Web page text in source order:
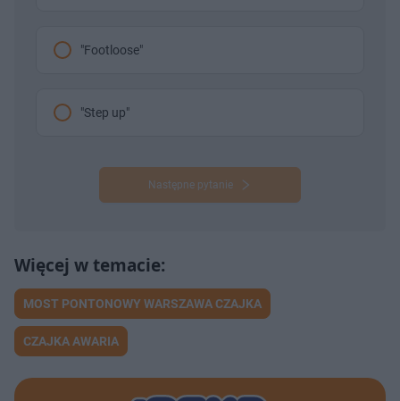
"Footloose"
"Step up"
Następne pytanie
MOST PONTONOWY WARSZAWA CZAJKA
CZAJKA AWARIA